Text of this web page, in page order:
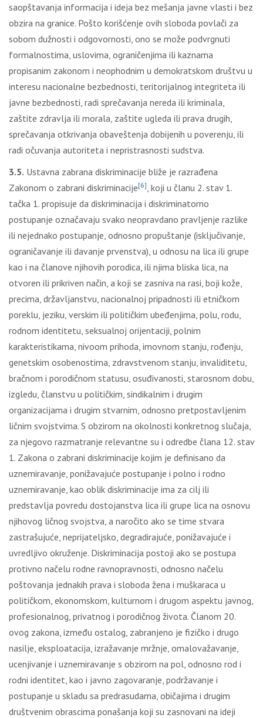
saopštavanja informacija i ideja bez mešanja javne vlasti i bez
obzira na granice. Pošto korišćenje ovih sloboda povlači za
sobom dužnosti i odgovornosti, ono se može podvrgnuti
formalnostima, uslovima, ograničenjima ili kaznama
propisanim zakonom i neophodnim u demokratskom društvu u
interesu nacionalne bezbednosti, teritorijalnog integriteta ili
javne bezbednosti, radi sprečavanja nereda ili kriminala,
zaštite zdravlja ili morala, zaštite ugleda ili prava drugih,
sprečavanja otkrivanja obaveštenja dobijenih u poverenju, ili
radi očuvanja autoriteta i nepristrasnosti sudstva.
3.5. Ustavna zabrana diskriminacije bliže je razrađena
Zakonom o zabrani diskriminacije[6], koji u članu 2. stav 1.
tačka 1. propisuje da diskriminacija i diskriminatorno
postupanje označavaju svako neopravdano pravljenje razlike
ili nejednako postupanje, odnosno propuštanje (isključivanje,
ograničavanje ili davanje prvenstva), u odnosu na lica ili grupe
kao i na članove njihovih porodica, ili njima bliska lica, na
otvoren ili prikriven način, a koji se zasniva na rasi, boji kože,
precima, državljanstvu, nacionalnoj pripadnosti ili etničkom
poreklu, jeziku, verskim ili političkim ubeđenjima, polu, rodu,
rodnom identitetu, seksualnoj orijentaciji, polnim
karakteristikama, nivoom prihoda, imovnom stanju, rođenju,
genetskim osobenostima, zdravstvenom stanju, invaliditetu,
bračnom i porodičnom statusu, osuđivanosti, starosnom dobu,
izgledu, članstvu u političkim, sindikalnim i drugim
organizacijama i drugim stvarnim, odnosno pretpostavljenim
ličnim svojstvima. S obzirom na okolnosti konkretnog slučaja,
za njegovo razmatranje relevantne su i odredbe člana 12. stav
1. Zakona o zabrani diskriminacije kojim je definisano da
uznemiravanje, ponižavajuće postupanje i polno i rodno
uznemiravanje, kao oblik diskriminacije ima za cilj ili
predstavlja povredu dostojanstva lica ili grupe lica na osnovu
njihovog ličnog svojstva, a naročito ako se time stvara
zastrašujuće, neprijateljsko, degradirajuće, ponižavajuće i
uvredljivo okruženje. Diskriminacija postoji ako se postupa
protivno načelu rodne ravnopravnosti, odnosno načelu
poštovanja jednakih prava i sloboda žena i muškaraca u
političkom, ekonomskom, kulturnom i drugom aspektu javnog,
profesionalnog, privatnog i porodičnog života. Članom 20.
ovog zakona, između ostalog, zabranjeno je fizičko i drugo
nasilje, eksploatacija, izražavanje mržnje, omalovažavanje,
ucenjivanje i uznemiravanje s obzirom na pol, odnosno rod i
rodni identitet, kao i javno zagovaranje, podržavanje i
postupanje u skladu sa predrasudama, običajima i drugim
društvenim obrascima ponašanja koji su zasnovani na ideji